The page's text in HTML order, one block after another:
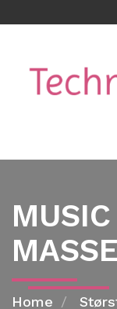
Home